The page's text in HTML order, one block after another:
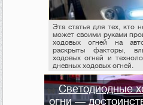
Эта статья для тех, кто
может своими руками
ходовых огней на
раскрыты факторы,
ходовых огней и
дневных ходовых огней.
Cветодиодные
огни —